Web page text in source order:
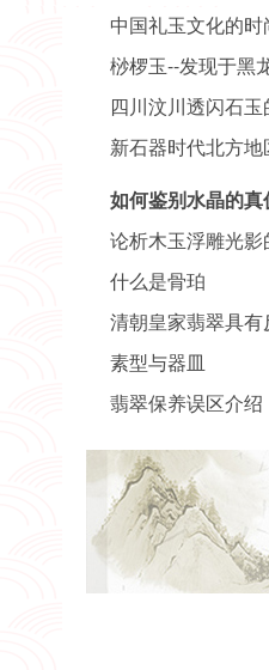
中国礼玉文化的时
桫椤玉--发现于黑
四川汶川透闪石
新石器时代北方
如何鉴别水晶的真
论析木玉浮雕光
什么是骨珀
清朝皇家翡翠具
素型与器皿
翡翠保养误区介绍